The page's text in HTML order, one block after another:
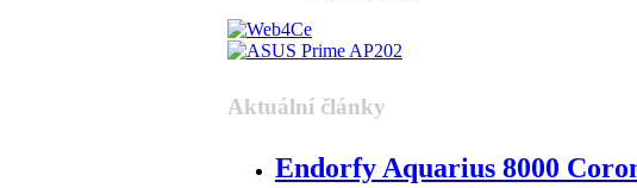
Aktuální články
Endorfy Aquarius 8000